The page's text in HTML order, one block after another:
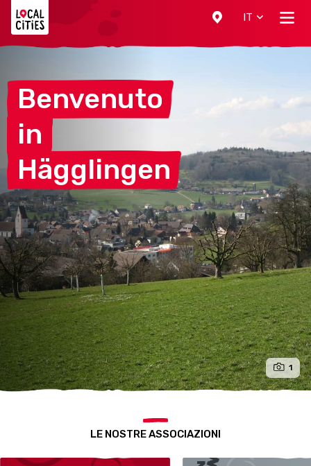
IT
Benvenuto
in
Hägglingen
1
LE NOSTRE ASSOCIAZIONI